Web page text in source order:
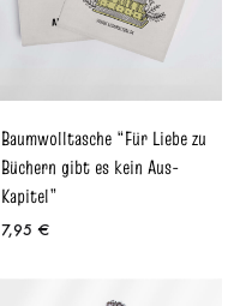
Baumwolltasche “Für Liebe zu
Büchern gibt es kein Aus-
Kapitel”
7,95 €